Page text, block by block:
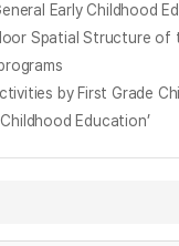
Spatial
by First Grade
Childhood Education’